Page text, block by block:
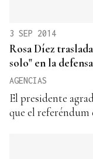
3 SEP 2014
Rosa Díez
solo" en la
AGENCIAS
El presidente
que el referéndum